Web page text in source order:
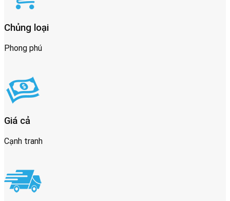
Chủng loại
Phong phú
Giá cả
Cạnh tranh